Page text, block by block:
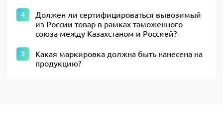
Должен ли сертифицироваться вывозимый
из России товар в рамках таможенного
союза между Казахстаном и Россией?
Какая маркировка должна быть нанесена на
продукцию?